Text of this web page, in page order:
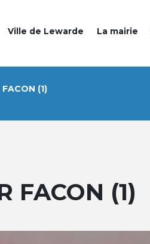
Ville de Lewarde La mairie
(1)
FACON (1)